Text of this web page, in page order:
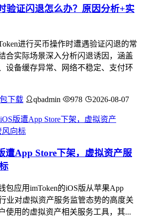
验证闪退怎么办？原因分析+实
进行买币操作时遭遇验证闪退的常
合实际场景深入分析闪退诱因，涵盖
设备缓存异常、网络不稳定、支付环
下载 qbadmin 978 2026-08-07
遭App Store下架，虚拟资产服
包应用imToken的iOS版从苹果App
业对虚拟资产服务监管态势的高度关
使用的虚拟资产相关服务工具，其...